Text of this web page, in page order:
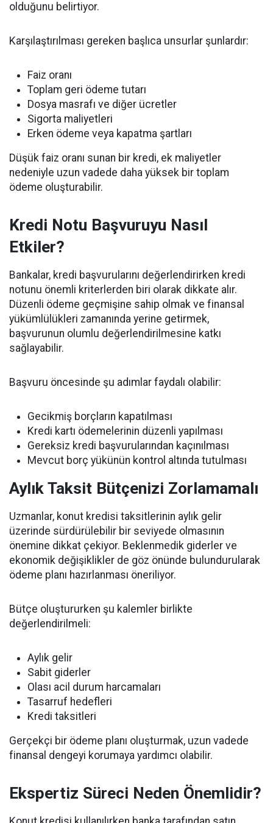
olduğunu belirtiyor.
Karşılaştırılması gereken başlıca unsurlar şunlardır:
Faiz oranı
Toplam geri ödeme tutarı
Dosya masrafı ve diğer ücretler
Sigorta maliyetleri
Erken ödeme veya kapatma şartları
Düşük faiz oranı sunan bir kredi, ek maliyetler
nedeniyle uzun vadede daha yüksek bir toplam
ödeme oluşturabilir.
Kredi Notu Başvuruyu Nasıl
Etkiler?
Bankalar, kredi başvurularını değerlendirirken kredi
notunu önemli kriterlerden biri olarak dikkate alır.
Düzenli ödeme geçmişine sahip olmak ve finansal
yükümlülükleri zamanında yerine getirmek,
başvurunun olumlu değerlendirilmesine katkı
sağlayabilir.
Başvuru öncesinde şu adımlar faydalı olabilir:
Gecikmiş borçların kapatılması
Kredi kartı ödemelerinin düzenli yapılması
Gereksiz kredi başvurularından kaçınılması
Mevcut borç yükünün kontrol altında tutulması
Aylık Taksit Bütçenizi Zorlamamalı
Uzmanlar, konut kredisi taksitlerinin aylık gelir
üzerinde sürdürülebilir bir seviyede olmasının
önemine dikkat çekiyor. Beklenmedik giderler ve
ekonomik değişiklikler de göz önünde bulundurularak
ödeme planı hazırlanması öneriliyor.
Bütçe oluştururken şu kalemler birlikte
değerlendirilmeli:
Aylık gelir
Sabit giderler
Olası acil durum harcamaları
Tasarruf hedefleri
Kredi taksitleri
Gerçekçi bir ödeme planı oluşturmak, uzun vadede
finansal dengeyi korumaya yardımcı olabilir.
Ekspertiz Süreci Neden Önemlidir?